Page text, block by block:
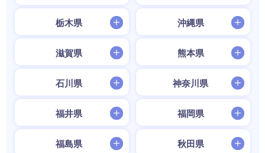
栃木県 沖縄県
滋賀県 熊本県
石川県 神奈川県
福井県 福岡県
福島県 秋田県